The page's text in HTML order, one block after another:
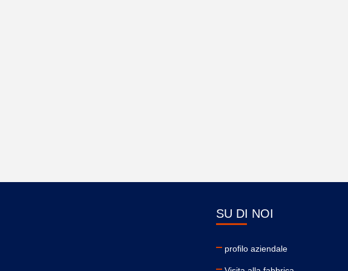
SU DI NOI
profilo aziendale